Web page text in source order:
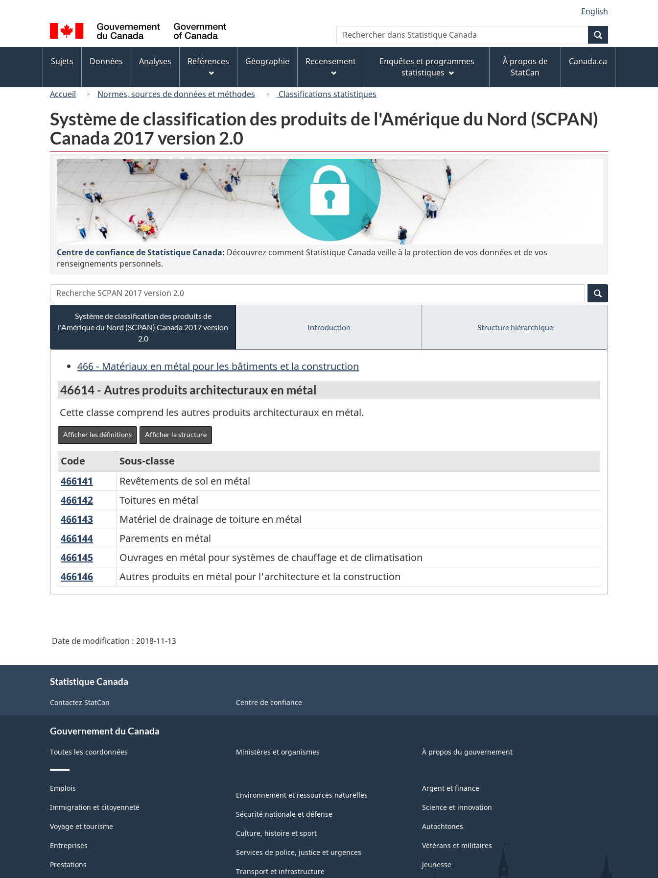
au
contenu
principal
« À
propos
de
ce
version
HTML
simplifiée
de
la
langue
English
Canada
Recherche
Rechercher
dans
Canada
des
Sujets Données Analyses Références Géographie Recensement
Enquêtes et programmes
statistiques
À propos de
StatCan
Canada.ca
Accueil Normes, sources de données et méthodes Classifications statistiques
Système de classification des produits de l'Amérique du Nord (SCPAN)
Canada 2017 version 2.0
Centre de confiance de Statistique Canada: Découvrez comment Statistique Canada veille à la protection de vos données et de vos
renseignements personnels.
Système de classification des produits de
l'Amérique du Nord (SCPAN) Canada 2017 version
2.0
Introduction Structure hiérarchique
466 - Matériaux en métal pour les bâtiments et la construction
46614 - Autres produits architecturaux en métal
Cette classe comprend les autres produits architecturaux en métal.
Afficher les définitions Afficher la structure
Système
de
classification
des
produits
de
l'Amérique
du
Canada
2017
version
-
Structure
la
classification
Code
Sous-classe
466141
Revêtements
de
sol
métal
Revêtements de sol en métal
466142 Toitures
en
métal
Toitures en métal
466143 Matériel
de
drainage
toiture
en
Matériel de drainage de toiture en métal
466144 Parements
en
métal
Parements en métal
466145 Ouvrages
en
métal
pour
chauffage
de
climatisation
Ouvrages en métal pour systèmes de chauffage et de climatisation
466146 Autres
produits
l'architecture
construction
Autres produits en métal pour l'architecture et la construction
Date de modification : 2018-11-13
Statistique Canada
Contactez StatCan Centre de confiance
Gouvernement du Canada
Toutes les coordonnées Ministères et organismes À propos du gouvernement
Thèmes
sujets
Emplois
Immigration et citoyenneté
Voyage et tourisme
Entreprises
Prestations
Environnement et ressources naturelles
Sécurité nationale et défense
Culture, histoire et sport
Services de police, justice et urgences
Transport et infrastructure
Argent et finance
Science et innovation
Autochtones
Vétérans et militaires
Jeunesse